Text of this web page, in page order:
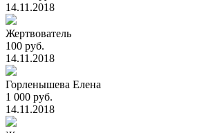
14.11.2018
Жертвователь
100 руб.
14.11.2018
Горленышева Елена
1 000 руб.
14.11.2018